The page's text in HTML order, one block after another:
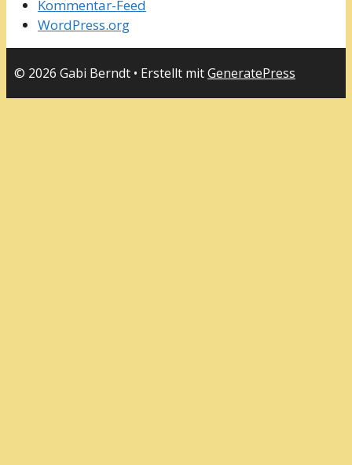
Kommentar-Feed
WordPress.org
© 2026 Gabi Berndt • Erstellt mitGeneratePress